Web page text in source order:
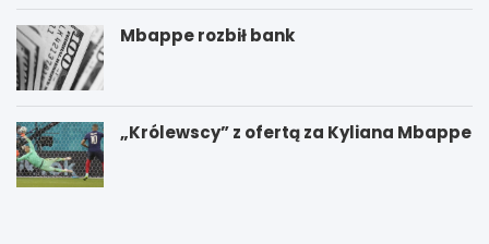
Mbappe rozbił bank
„Królewscy” z ofertą za Kyliana Mbappe
P
W